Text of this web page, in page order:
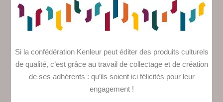
Si la confédération Kenleur peut éditer des produits culturels
de qualité, c’est grâce au travail de collectage et de création
de ses adhérents : qu’ils soient ici félicités pour leur
engagement !